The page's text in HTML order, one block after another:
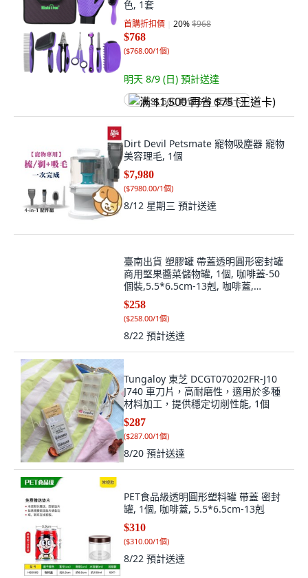
色, 1套
首購折扣價 20%$968
$768
($768.00/1個)
明天 8/9 (日) 預計送達
满 $1,500 再省 $75 (王道卡)
Dirt Devil Petsmate 寵物吸塵器 寵物
美容理毛, 1個
$7,980
($7980.00/1個)
8/12 星期三 預計送達
臺南出貨 塑膠罐 帶蓋透明圓形密封罐
商用堅果醬菜儲物罐, 1個, 咖啡蓋-50
個裝,5.5*6.5cm-13剋, 咖啡蓋,
5.5*6.5cm
$258
($258.00/1個)
8/22 預計送達
Tungaloy 東芝 DCGT070202FR-J10
J740 車刀片，高耐磨性，適用於多種
材料加工，提供穩定切削性能, 1個
$287
($287.00/1個)
8/20 預計送達
PET食品級透明圓形塑料罐 帶蓋 密封
罐, 1個, 咖啡蓋, 5.5*6.5cm-13剋
$310
($310.00/1個)
8/22 預計送達